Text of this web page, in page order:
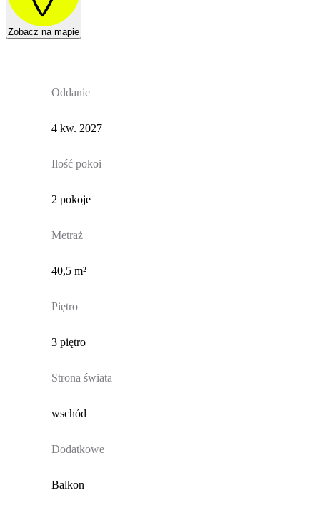
Zobacz na mapie
Oddanie
4 kw. 2027
Ilość pokoi
2 pokoje
Metraż
40,5 m²
Piętro
3 piętro
Strona świata
wschód
Dodatkowe
Balkon